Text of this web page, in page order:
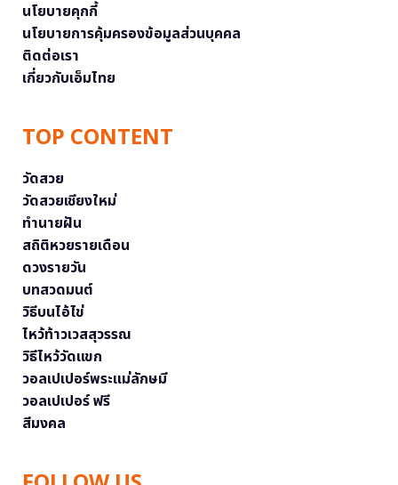
นโยบายคุกกี้
นโยบายการคุ้มครองข้อมูลส่วนบุคคล
ติดต่อเรา
เกี่ยวกับเอ็มไทย
TOP CONTENT
วัดสวย
วัดสวยเชียงใหม่
ทำนายฝัน
สถิติหวยรายเดือน
ดวงรายวัน
บทสวดมนต์
วิธีบนไอ้ไข่
ไหว้ท้าวเวสสุวรรณ
วิธีไหว้วัดแขก
วอลเปเปอร์พระแม่ลักษมี
วอลเปเปอร์ ฟรี
สีมงคล